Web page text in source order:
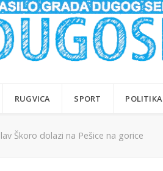
RUGVICA SPORT POLITIKA
Škoro dolazi na Pešice na gorice